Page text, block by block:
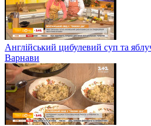
Англійський цибулевий суп та
Варнави